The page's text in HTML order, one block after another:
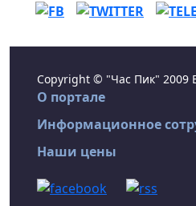
Copyright © "Час Пик"
О портале
Информационное
Наши цены